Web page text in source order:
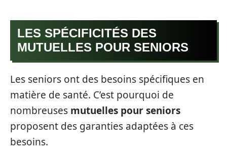
LES SPÉCIFICITÉS DES
MUTUELLES POUR SENIORS
Les seniors ont des besoins spécifiques en
matière de santé. C’est pourquoi de
nombreuses mutuelles pour seniors
proposent des garanties adaptées à ces
besoins.